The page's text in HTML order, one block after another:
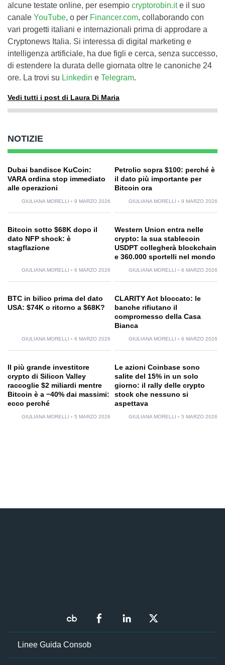
alcune testate online, per esempio cryptorobin.it e il suo
canale YouTube, o per Financer.com, collaborando con
vari progetti italiani e internazionali prima di approdare a
Cryptonews Italia. Si interessa di digital marketing e
intelligenza artificiale, ha due figli e cerca, senza successo,
di estendere la durata delle giornata oltre le canoniche 24
ore. La trovi su Linkedin e Telegram.
Vedi tutti i post di Laura Di Maria
NOTIZIE
Dubai bandisce KuCoin:
VARA ordina stop immediato
alle operazioni
GIULIANA MORELLI 9 MARZO 2026
Petrolio sopra $100: perché è
il dato più importante per
Bitcoin ora
GIULIANA MORELLI 9 MARZO 2026
Bitcoin sotto $68K dopo il
dato NFP shock: è
stagflazione
GIULIANA MORELLI 6 MARZO 2026
Western Union entra nelle
crypto: la sua stablecoin
USDPT collegherà blockchain
e 360.000 sportelli nel mondo
GIULIANA MORELLI 6 MARZO 2026
BTC in bilico prima del dato
USA: $74K o ritorno a $68K?
GIULIANA MORELLI 6 MARZO 2026
CLARITY Act bloccato: le
banche rifiutano il
compromesso della Casa
Bianca
GIULIANA MORELLI 6 MARZO 2026
Il più grande investitore
crypto di Silicon Valley
raccoglie $2 miliardi mentre
Bitcoin è a −40% dai massimi:
ecco perché
GIULIANA MORELLI 5 MARZO 2026
Le azioni Coinbase sono
salite del 15% in un solo
giorno: il rally delle crypto
stock che nessuno si
aspettava
GIULIANA MORELLI 5 MARZO 2026
Linee Guida Consob